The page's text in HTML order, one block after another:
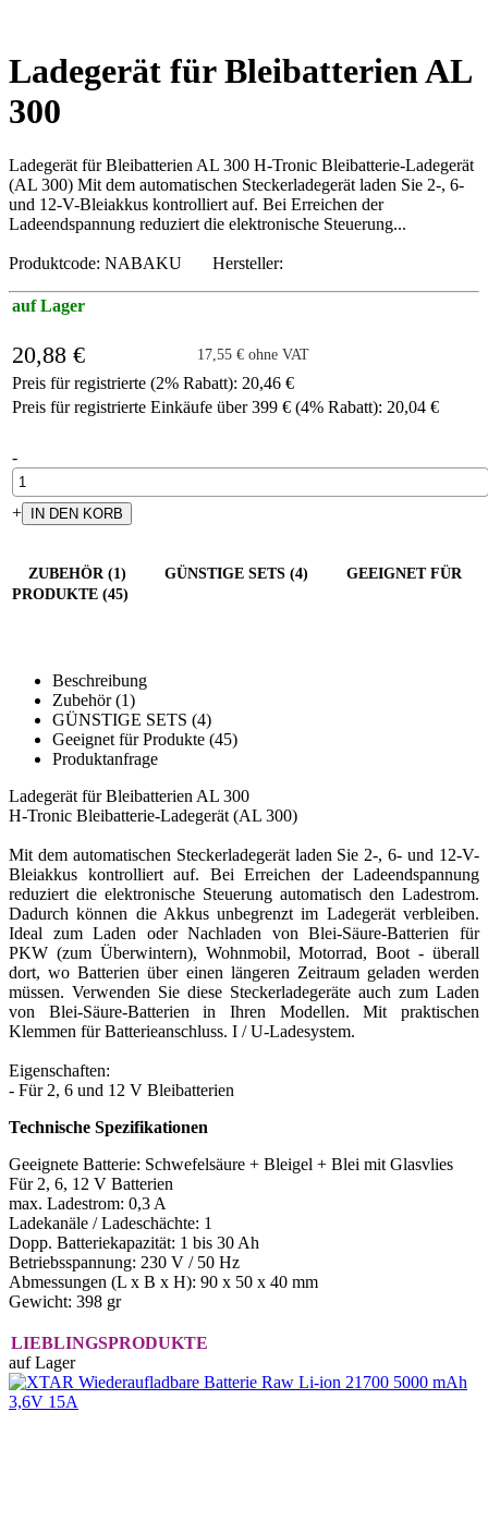
Ladegerät für Bleibatterien AL
300
Ladegerät für Bleibatterien AL 300 H-Tronic Bleibatterie-Ladegerät
(AL 300) Mit dem automatischen Steckerladegerät laden Sie 2-, 6-
und 12-V-Bleiakkus kontrolliert auf. Bei Erreichen der
Ladeendspannung reduziert die elektronische Steuerung...
Produktcode: NABAKU Hersteller:
auf Lager
20,88 € 17,55 € ohne VAT
Preis für registrierte (2% Rabatt): 20,46 €
Preis für registrierte Einkäufe über 399 € (4% Rabatt): 20,04 €
-
+
ZUBEHÖR (1) GÜNSTIGE SETS (4)
GEEIGNET FÜR
PRODUKTE (45)
Beschreibung
Zubehör (1)
GÜNSTIGE SETS (4)
Geeignet für Produkte (45)
Produktanfrage
Ladegerät für Bleibatterien AL 300
H-Tronic Bleibatterie-Ladegerät (AL 300)
Mit dem automatischen Steckerladegerät laden Sie 2-, 6- und 12-V-
Bleiakkus kontrolliert auf. Bei Erreichen der Ladeendspannung
reduziert die elektronische Steuerung automatisch den Ladestrom.
Dadurch können die Akkus unbegrenzt im Ladegerät verbleiben.
Ideal zum Laden oder Nachladen von Blei-Säure-Batterien für
PKW (zum Überwintern), Wohnmobil, Motorrad, Boot - überall
dort, wo Batterien über einen längeren Zeitraum geladen werden
müssen. Verwenden Sie diese Steckerladegeräte auch zum Laden
von Blei-Säure-Batterien in Ihren Modellen. Mit praktischen
Klemmen für Batterieanschluss. I / U-Ladesystem.
Eigenschaften:
- Für 2, 6 und 12 V Bleibatterien
Technische Spezifikationen
Geeignete Batterie: Schwefelsäure + Bleigel + Blei mit Glasvlies
Für 2, 6, 12 V Batterien
max. Ladestrom: 0,3 A
Ladekanäle / Ladeschächte: 1
Dopp. Batteriekapazität: 1 bis 30 Ah
Betriebsspannung: 230 V / 50 Hz
Abmessungen (L x B x H): 90 x 50 x 40 mm
Gewicht: 398 gr
LIEBLINGSPRODUKTE
auf Lager